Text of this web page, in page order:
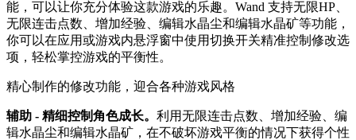
能，可以让你充分体验这款游戏的乐趣。Wand 支持无限HP、
无限连击点数、增加经验、编辑水晶尘和编辑水晶矿等功能，
你可以在应用或游戏内悬浮窗中使用切换开关精准控制修改选
项，轻松掌控游戏的平衡性。
精心制作的修改功能，迎合各种游戏风格
辅助 - 精细控制角色成长。 利用无限连击点数、增加经验、编
辑水晶尘和编辑水晶矿，在不破坏游戏平衡的情况下获得个性